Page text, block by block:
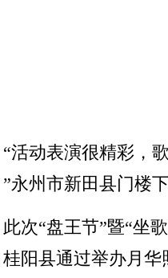
“活动表演很精彩，
永州市新田县门楼
此次“盘王节”暨“坐
阳县通过举办月